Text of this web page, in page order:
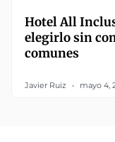
Hotel All
elegirlo sin
comunes
Javier Ruiz mayo 4,